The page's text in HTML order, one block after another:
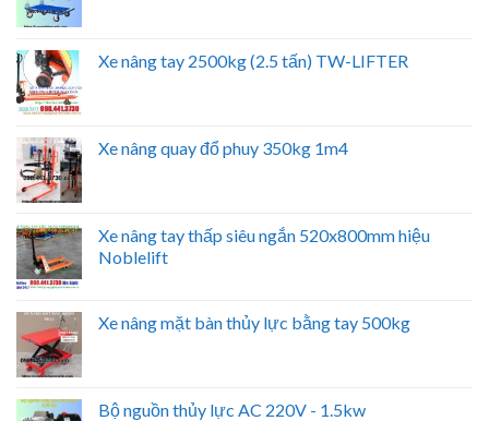
Xe nâng tay 2500kg (2.5 tấn) TW-LIFTER
Xe nâng quay đổ phuy 350kg 1m4
Xe nâng tay thấp siêu ngắn 520x800mm hiệu
Noblelift
Xe nâng mặt bàn thủy lực bằng tay 500kg
Bộ nguồn thủy lực AC 220V - 1.5kw